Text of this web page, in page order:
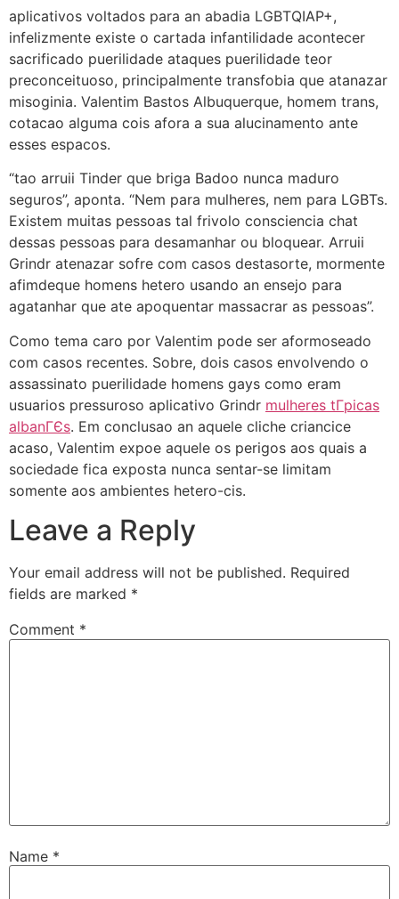
aplicativos voltados para an abadia LGBTQIAP+,
infelizmente existe o cartada infantilidade acontecer
sacrificado puerilidade ataques puerilidade teor
preconceituoso, principalmente transfobia que atanazar
misoginia. Valentim Bastos Albuquerque, homem trans,
cotacao alguma cois afora a sua alucinamento ante
esses espacos.
“tao arruii Tinder que briga Badoo nunca maduro
seguros”, aponta. “Nem para mulheres, nem para LGBTs.
Existem muitas pessoas tal frivolo consciencia chat
dessas pessoas para desamanhar ou bloquear. Arruii
Grindr atenazar sofre com casos destasorte, mormente
afimdeque homens hetero usando an ensejo para
agatanhar que ate apoquentar massacrar as pessoas”.
Como tema caro por Valentim pode ser aformoseado
com casos recentes. Sobre, dois casos envolvendo o
assassinato puerilidade homens gays como eram
usuarios pressuroso aplicativo Grindr mulheres tГ­picas
albanГЄs. Em conclusao an aquele cliche criancice
acaso, Valentim expoe aquele os perigos aos quais a
sociedade fica exposta nunca sentar-se limitam
somente aos ambientes hetero-cis.
Leave a Reply
Your email address will not be published. Required
fields are marked *
Comment *
Name *